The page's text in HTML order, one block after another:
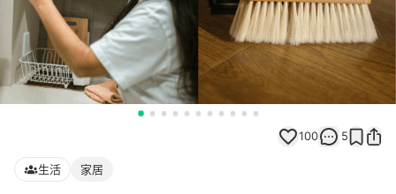
100 5
生活 家居